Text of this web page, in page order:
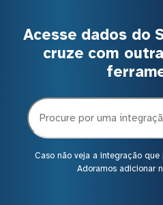
Acesse dados do
cruze com
Caso não veja a integração
Adoramos adicionar